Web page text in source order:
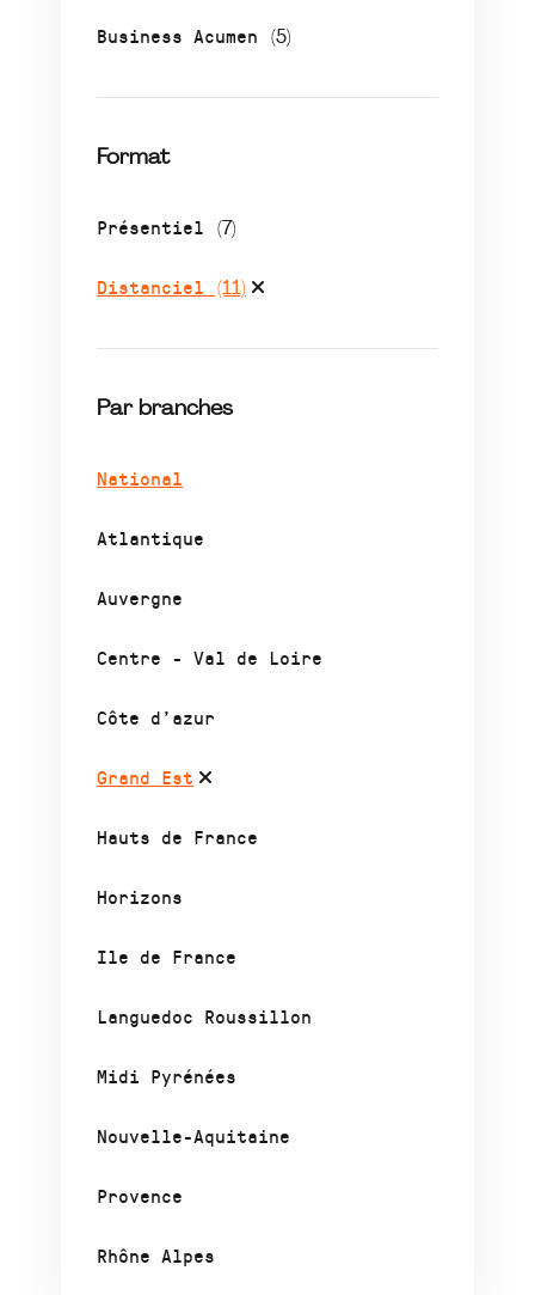
Business Acumen (5)
Format
Présentiel (7)
Distanciel (11)
Par branches
National
Atlantique
Auvergne
Centre - Val de Loire
Côte d’azur
Grand Est
Hauts de France
Horizons
Ile de France
Languedoc Roussillon
Midi Pyrénées
Nouvelle-Aquitaine
Provence
Rhône Alpes